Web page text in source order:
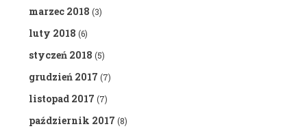
marzec 2018 (3)
luty 2018 (6)
styczeń 2018 (5)
grudzień 2017 (7)
listopad 2017 (7)
październik 2017 (8)